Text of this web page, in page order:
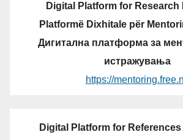
Digital Platform for Research
Platformë Dixhitale për
Дигитална платформа за
истражувања
https://
Digital Platform for